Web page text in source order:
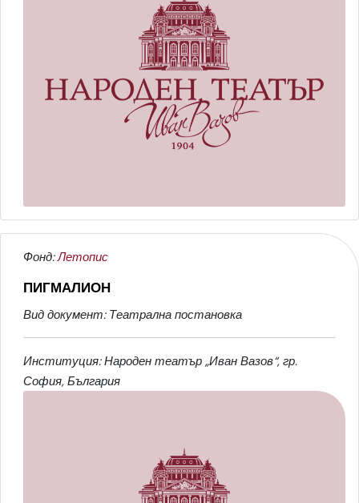
Фонд:Летопис
ПИГМАЛИОН
Вид документ: Театрална постановка
Институция: Народен театър „Иван Вазов“, гр.
София, България